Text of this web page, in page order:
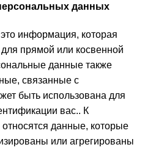
данных
информация, которая
прямой или косвенной
данные также
связанные с
быть использована для
вас.. К
данные, которые
или агрегированы